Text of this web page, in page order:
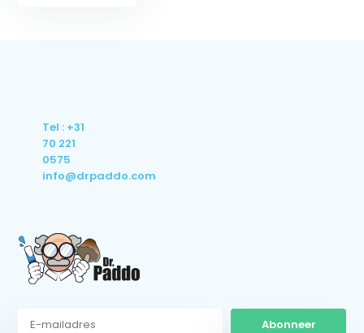
Tel : +31
70 221
0575
info@drpaddo.com
Abonneer